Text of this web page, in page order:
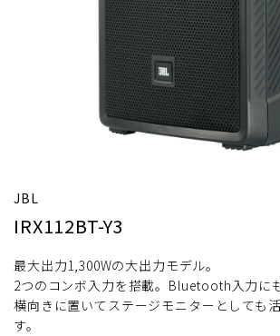
JBL
IRX112BT-Y3
最大出力1,300Wの大出力モデル。
2つのコンボ入力を搭載。Bluetooth入力に
横向きに置いてステージモニターとしても
す。